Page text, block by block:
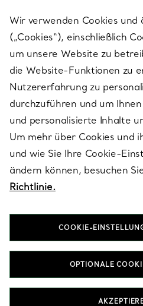
SERVICES
ÜBER TIFFANY & CO.
RECHTLICHE HINWEISE
FOLGEN SIE UNS
T&Co.
Wir verwenden Cookies und
(„Cookies“), einschließlich
um unsere Website zu
die Website-Funktionen zu
Nutzererfahrung zu
durchzuführen und um
und personalisierte Inhalte
Um mehr über Cookies und
und wie Sie Ihre Cookie-
ändern können, besuchen
Richtlinie.
COOKIE-
OPTIONALE